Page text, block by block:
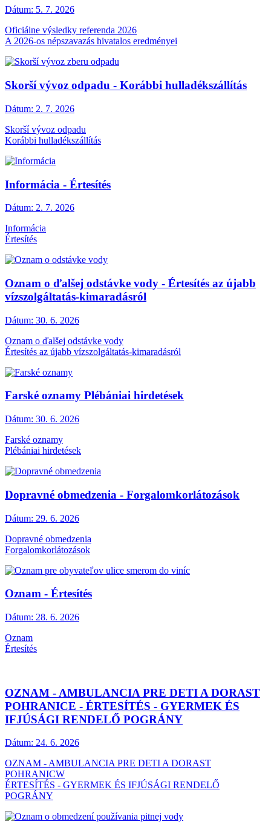
Dátum: 5. 7. 2026
Oficiálne výsledky referenda 2026
A 2026-os népszavazás hivatalos eredményei
Skorší vývoz odpadu - Korábbi hulladékszállítás
Dátum: 2. 7. 2026
Skorší vývoz odpadu
Korábbi hulladékszállítás
Informácia - Értesítés
Dátum: 2. 7. 2026
Informácia
Értesítés
Oznam o ďalšej odstávke vody - Értesítés az újabb
vízszolgáltatás-kimaradásról
Dátum: 30. 6. 2026
Oznam o ďalšej odstávke vody
Értesítés az újabb vízszolgáltatás-kimaradásról
Farské oznamy Plébániai hirdetések
Dátum: 30. 6. 2026
Farské oznamy
Plébániai hirdetések
Dopravné obmedzenia - Forgalomkorlátozások
Dátum: 29. 6. 2026
Dopravné obmedzenia
Forgalomkorlátozások
Oznam - Értesítés
Dátum: 28. 6. 2026
Oznam
Értesítés
OZNAM - AMBULANCIA PRE DETI A DORAST
POHRANICE - ÉRTESÍTÉS - GYERMEK ÉS
IFJÚSÁGI RENDELŐ POGRÁNY
Dátum: 24. 6. 2026
OZNAM - AMBULANCIA PRE DETI A DORAST
POHRANICW
ÉRTESÍTÉS - GYERMEK ÉS IFJÚSÁGI RENDELŐ
POGRÁNY